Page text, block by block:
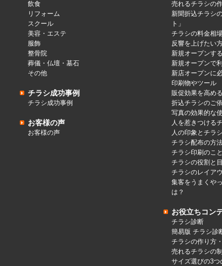
飲食
リフォーム
スクール
美容・エステ
服飾
整骨院
葬儀・仏壇・墓石
その他
チラシ成功事例
チラシ成功事例
お客様の声
お客様の声
売れるチラシの
新聞折込チラシ
ト」
チラシの料金相
反響を上げたい
新規オープンす
新規オープンで
新店オープンに
印刷物やツール
販促効果を高め
折込チラシのご
写真の効果的な
人を惹きつける
人の印象とチラ
チラシ配布の方
チラシ印刷のこ
チラシの役割と
チラシのレイア
集客をうまくや
は？
お役立ちコン
チラシ診断
簡易版 チラシ診
チラシの作り方
売れるチラシの
サイズ選びの3つ